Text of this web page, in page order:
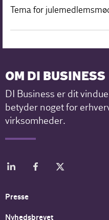
Tema for
OM DI BUSINESS
DI Business er dit
betyder noget for
virksomheder.
Presse
Nyhedsbrevet